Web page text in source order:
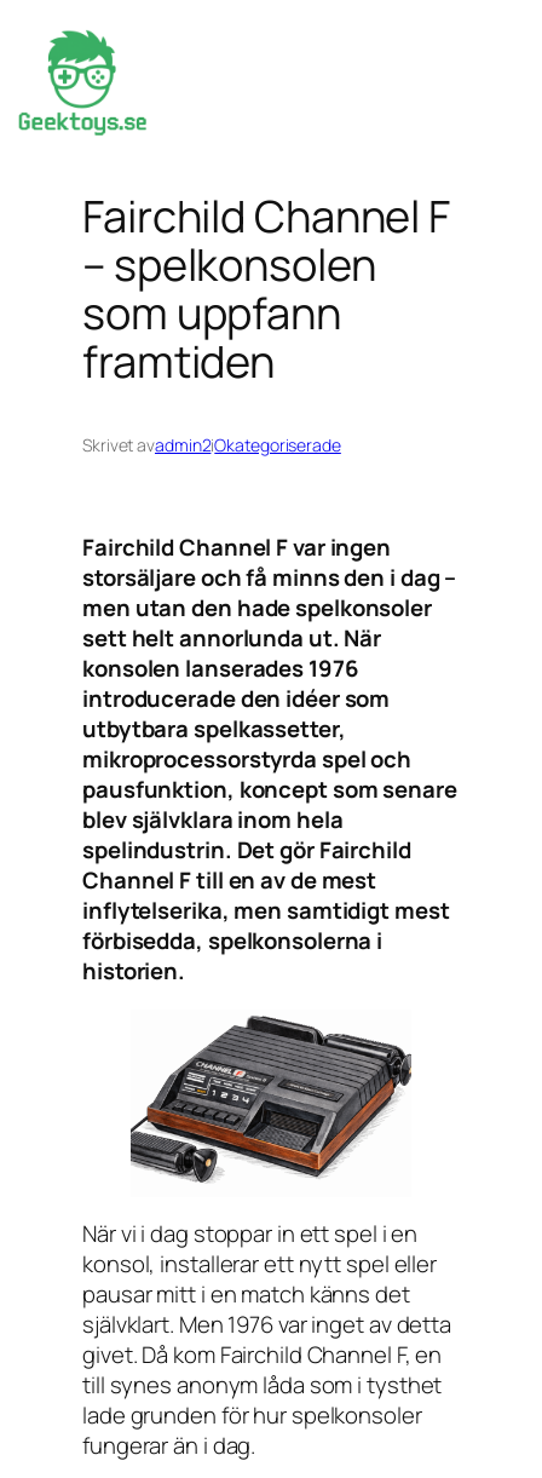
Hoppa
innehåll
Fairchild Channel F
– spelkonsolen
som uppfann
framtiden
Skrivet avadmin2iOkategoriserade
Fairchild Channel F var ingen
storsäljare och få minns den i dag –
men utan den hade spelkonsoler
sett helt annorlunda ut. När
konsolen lanserades 1976
introducerade den idéer som
utbytbara spelkassetter,
mikroprocessorstyrda spel och
pausfunktion, koncept som senare
blev självklara inom hela
spelindustrin. Det gör Fairchild
Channel F till en av de mest
inflytelserika, men samtidigt mest
förbisedda, spelkonsolerna i
historien.
När vi i dag stoppar in ett spel i en
konsol, installerar ett nytt spel eller
pausar mitt i en match känns det
självklart. Men 1976 var inget av detta
givet. Då kom Fairchild Channel F, en
till synes anonym låda som i tysthet
lade grunden för hur spelkonsoler
fungerar än i dag.